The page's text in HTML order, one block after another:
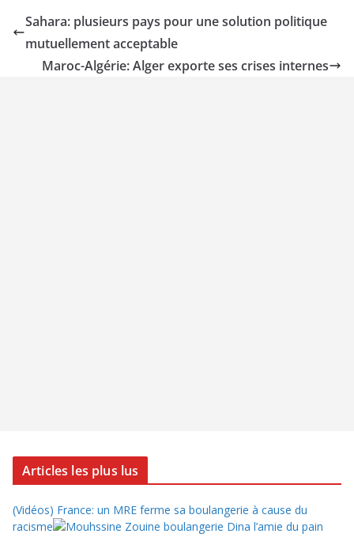
Sahara: plusieurs pays pour une solution politique
mutuellement acceptable
Maroc-Algérie: Alger exporte ses crises internes
Articles les plus lus
(Vidéos) France: un MRE ferme sa boulangerie à cause du
racisme